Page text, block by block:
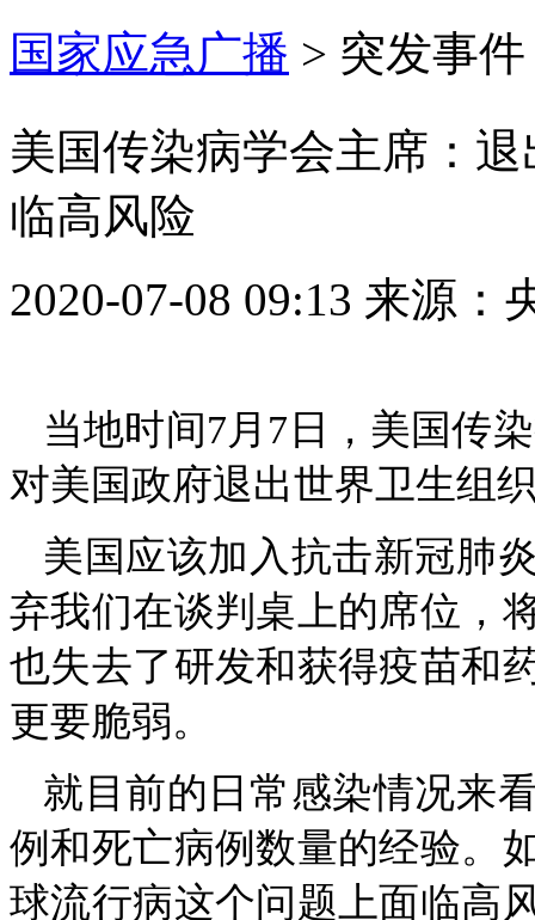
国家应急广播 > 突发事件
美国传染病学会主席：
临高风险
2020-07-08 09:13 来源：
当地时间7月7日，美国传
对美国政府退出世界卫生组
美国应该加入抗击新冠肺
弃我们在谈判桌上的席位，
也失去了研发和获得疫苗和
更要脆弱。
就目前的日常感染情况来
例和死亡病例数量的经验。
球流行病这个问题上面临高